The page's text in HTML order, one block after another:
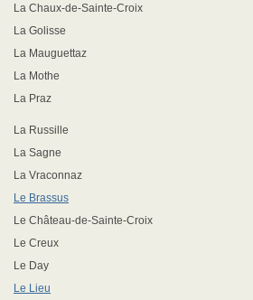
La Chaux-de-Sainte-Croix
La Golisse
La Mauguettaz
La Mothe
La Praz
La Russille
La Sagne
La Vraconnaz
Le Brassus
Le Château-de-Sainte-Croix
Le Creux
Le Day
Le Lieu